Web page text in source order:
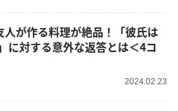
人が作る料理が絶品！「彼氏は
に対する意外な返答とは＜4コ
2024.02.23